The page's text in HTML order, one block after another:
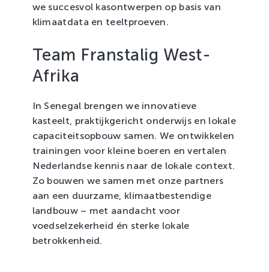
we succesvol kasontwerpen op basis van
klimaatdata en teeltproeven.
Team Franstalig West-
Afrika
In Senegal brengen we innovatieve
kasteelt, praktijkgericht onderwijs en lokale
capaciteitsopbouw samen. We ontwikkelen
trainingen voor kleine boeren en vertalen
Nederlandse kennis naar de lokale context.
Zo bouwen we samen met onze partners
aan een duurzame, klimaatbestendige
landbouw – met aandacht voor
voedselzekerheid én sterke lokale
betrokkenheid.